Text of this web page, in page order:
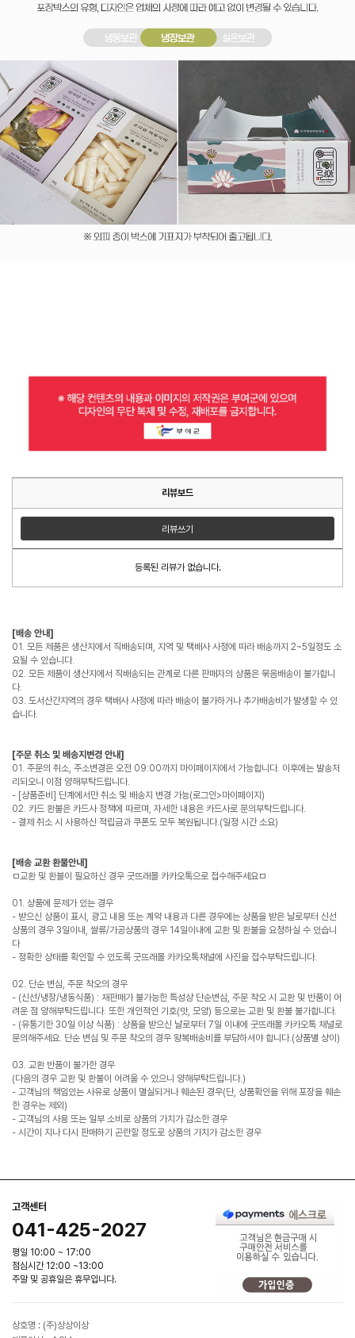
리뷰보드
리뷰쓰기
등록된 리뷰가 없습니다.
[배송 안내]
01. 모든 제품은 생산지에서 직배송되며, 지역 및 택배사 사정에 따라 배송까지 2~5일정도 소
요될 수 있습니다.
02. 모든 제품이 생산지에서 직배송되는 관계로 다른 판매자의 상품은 묶음배송이 불가합니
다.
03. 도서산간지역의 경우 택배사 사정에 따라 배송이 불가하거나 추가배송비가 발생할 수 있
습니다.
[주문 취소 및 배송지변경 안내]
01. 주문의 취소, 주소변경은 오전 09:00까지 마이페이지에서 가능합니다. 이후에는 발송처
리되오니 이점 양해부탁드립니다.
- [상품준비] 단계에서만 취소 및 배송지 변경 가능(로그인>마이페이지)
02. 카드 환불은 카드사 정책에 따르며, 자세한 내용은 카드사로 문의부탁드립니다.
- 결제 취소 시 사용하신 적립금과 쿠폰도 모두 복원됩니다.(일정 시간 소요)
[배송 교환 환불안내]
ㅁ교환 및 환불이 필요하신 경우 굿뜨래몰 카카오톡으로 접수해주세요ㅁ
01. 상품에 문제가 있는 경우
- 받으신 상품이 표시, 광고 내용 또는 계약 내용과 다른 경우에는 상품을 받은 날로부터 신선
상품의 경우 3일이내, 쌀류/가공상품의 경우 14일이내에 교환 및 환불을 요청하실 수 있습니
다
- 정확한 상태를 확인할 수 있도록 굿뜨래몰 카카오톡채널에 사진을 접수부탁드립니다.
02. 단순 변심, 주문 착오의 경우
- (신선/냉장/냉동식품) : 재판매가 불가능한 특성상 단순변심, 주문 착오 시 교환 및 반품이 어
려운 점 양해부탁드립니다. 또한 개인적인 기호(맛, 모양) 등으로는 교환 및 환불 불가합니다.
- (유통기한 30일 이상 식품) : 상품을 받으신 날로부터 7일 이내에 굿뜨래몰 카카오톡 채널로
문의해주세요. 단순 변심 및 주문 착오의 경우 왕복배송비를 부담하셔야 합니다.(상품별 상이)
03. 교환 반품이 불가한 경우
(다음의 경우 교환 및 환불이 어려울 수 있으니 양해부탁드립니다.)
- 고객님의 책임있는 사유로 상품이 멸실되거나 훼손된 경우(단, 상품확인을 위해 포장을 훼손
한 경우는 제외)
- 고객님의 사용 또는 일부 소비로 상품의 가치가 감소한 경우
- 시간이 지나 다시 판매하기 곤란할 정도로 상품의 가치가 감소한 경우
고객센터
041-425-2027
평일 10:00 ~ 17:00
점심시간 12:00 ~13:00
주말 및 공휴일은 휴무입니다.
상호명 : (주)상상이상